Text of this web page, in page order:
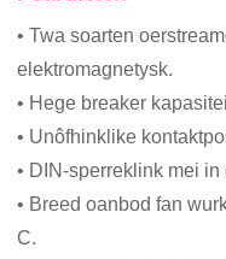
• Twa soarten
elektromagnetysk.
• Hege breaker
• Unôfhinklike
• DIN-sperreklink mei
• Breed oanbod fan
С.